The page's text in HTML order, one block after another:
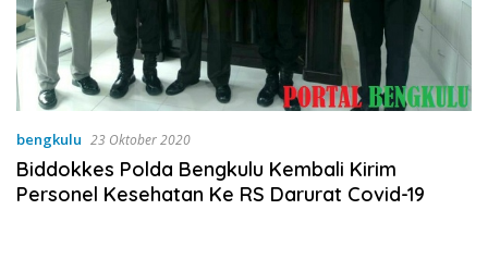
bengkulu 23 Oktober 2020
Biddokkes Polda Bengkulu Kembali Kirim
Personel Kesehatan Ke RS Darurat Covid-19